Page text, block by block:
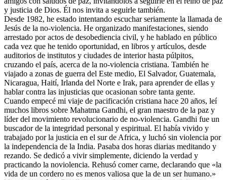
y justicia de Dios. Él nos invita a seguirle también.
Desde 1982, he estado intentando escuchar seriamente la llamada de
Jesús de la no-violencia. He organizado manifestaciones, siendo
arrestado por actos de desobediencia civil, y he hablado en público
cada vez que he tenido oportunidad, en libros y artículos, desde
auditorios de institutos y ciudades de interior hasta púlpitos,
cruzando el país, acerca de la no-violencia cristiana. También he
viajado a zonas de guerra del Este medio, El Salvador, Guatemala,
Nicaragua, Haití, Irlanda del Norte e Irak, para aprender de ellas y
hablar contra las injusticias que ocasionan sobre tanta gente.
Cuando empecé mi viaje de pacificación cristiana hace 20 años, leí
muchos libros sobre Mahatma Gandhi, el gran maestro de la paz y
líder del movimiento revolucionario de no-violencia. Gandhi fue un
buscador de la integridad personal y espiritual. El había vivido y
trabajado por la justicia en el sur de Africa, y luchó sin violencia por
la independencia de la India. Pasaba dos horas diarias meditando y
rezando. Se dedicó a vivir simplemente, diciendo la verdad y
practicando la noviolencia. Rehusó comer carne, declarando que «la
vida de un cordero no es menos valiosa que la de un ser humano.»